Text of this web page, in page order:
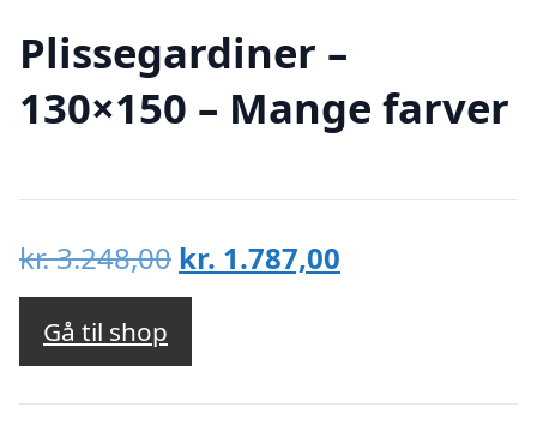
Plissegardiner –
130×150 – Mange farver
kr.3.248,00 Den
oprindelige
var:
kr. 3.248,00.
kr. 1.787,00
kr. 1.787,00.
Gå til shop